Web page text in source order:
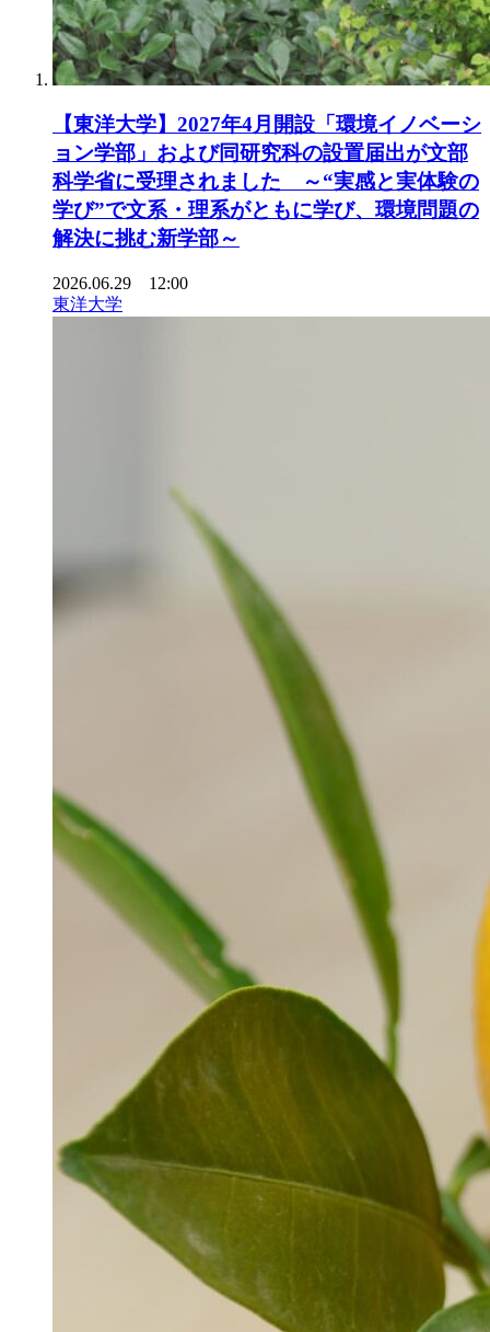
【東洋大学】2027年4月開設「環境イノベーシ
ョン学部」および同研究科の設置届出が文部
科学省に受理されました ～“実感と実体験の
学び”で文系・理系がともに学び、環境問題の
解決に挑む新学部～
2026.06.29 12:00
東洋大学